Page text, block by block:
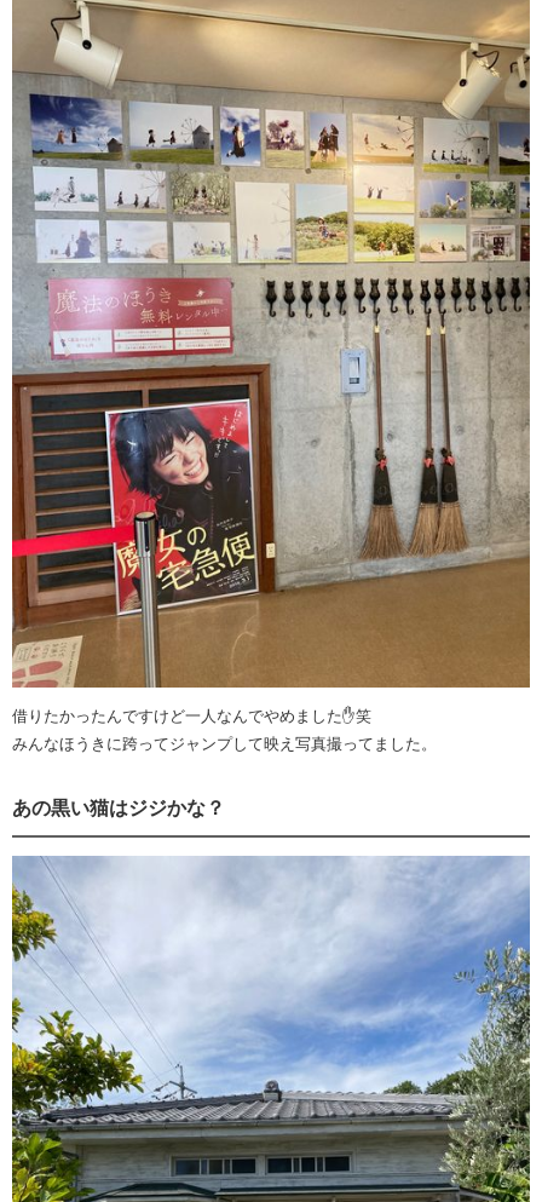
借りたかったんですけど一人なんでやめました✋️笑
みんなほうきに跨ってジャンプして映え写真撮ってました。
あの黒い猫はジジかな？